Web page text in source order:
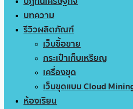
บทความ
รีวิวผลิตภัณฑ์
เว็บซื้อขาย
กระเป๋าเก็บเหรียญ
เครื่องขุด
เว็บขุดแบบ Cloud
ห้องเรียน